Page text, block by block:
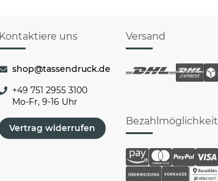
Kontaktiere uns
shop@tassendruck.de
+49 751 2955 3100
Mo-Fr, 9-16 Uhr
Vertrag widerrufen
Versand
Bezahlmöglichkeit